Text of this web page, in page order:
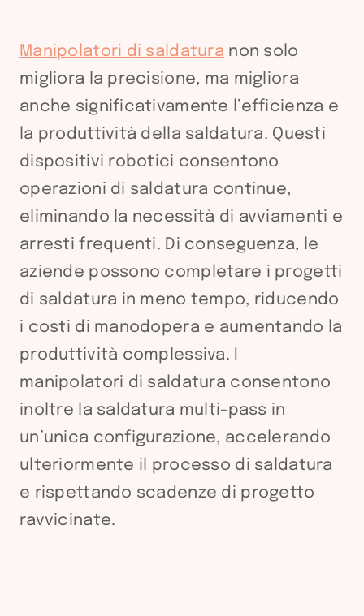
Manipolatori di saldatura non solo
migliora la precisione, ma migliora
anche significativamente l’efficienza e
la produttività della saldatura. Questi
dispositivi robotici consentono
operazioni di saldatura continue,
eliminando la necessità di avviamenti e
arresti frequenti. Di conseguenza, le
aziende possono completare i progetti
di saldatura in meno tempo, riducendo
i costi di manodopera e aumentando la
produttività complessiva. I
manipolatori di saldatura consentono
inoltre la saldatura multi-pass in
un’unica configurazione, accelerando
ulteriormente il processo di saldatura
e rispettando scadenze di progetto
ravvicinate.